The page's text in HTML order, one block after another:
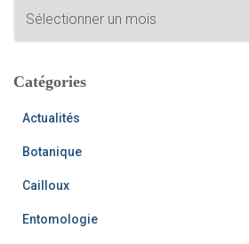
:
c
iCatégories
Actualités
Botanique
Cailloux
Entomologie